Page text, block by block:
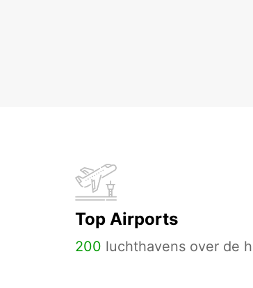
Top Airports
200 luchthavens over de